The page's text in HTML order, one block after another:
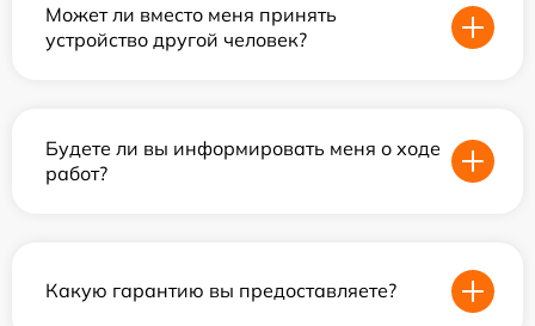
Может ли вместо меня принять
устройство другой человек?
Будете ли вы информировать меня о ходе
работ?
Какую гарантию вы предоставляете?